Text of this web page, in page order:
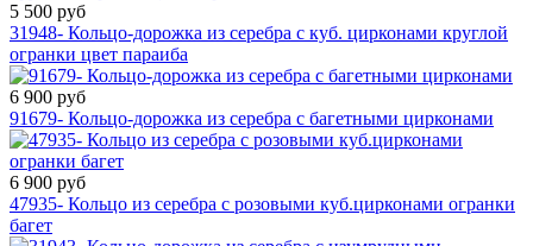
5 500 руб
31948- Кольцо-дорожка из серебра с куб. цирконами круглой
огранки цвет параиба
6 900 руб
91679- Кольцо-дорожка из серебра с багетными цирконами
6 900 руб
47935- Кольцо из серебра с розовыми куб.цирконами огранки
багет